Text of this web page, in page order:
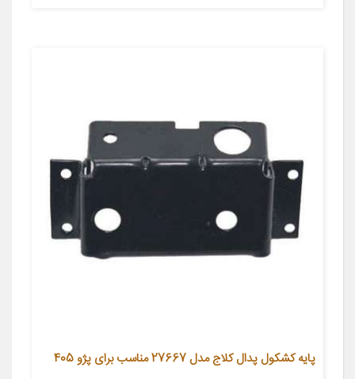
پایه کشکول پدال کلاج مدل 27667 مناسب برای پژو 405